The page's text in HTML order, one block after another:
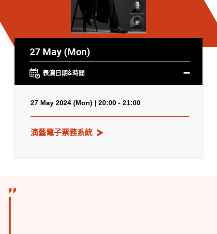
27 May (Mon)
表演日期&時間
27 May 2024 (Mon) | 20:00 - 21:00
演藝電子票務系統